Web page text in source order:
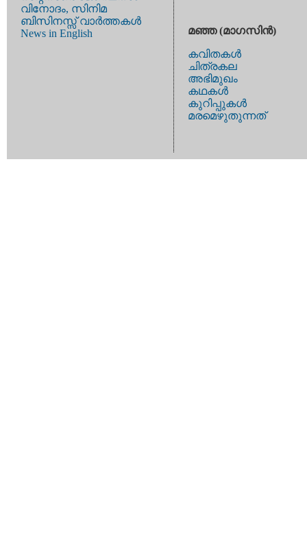
വിനോദം, സിനിമ
ബിസിനസ്സ് വാര്‍ത്തകള്‍
News in English
മഞ്ഞ (മാഗസിന്‍)
കവിതകള്‍
ചിത്രകല
അഭിമുഖം
കഥകള്‍
കുറിപ്പുകള്‍
മരമെഴുതുന്നത്